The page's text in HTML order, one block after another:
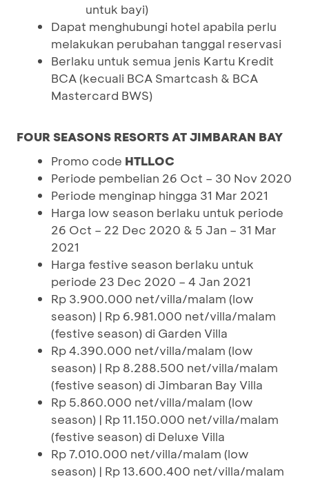
untuk bayi)
Dapat menghubungi hotel apabila perlu
melakukan perubahan tanggal reservasi
Berlaku untuk semua jenis Kartu Kredit
BCA (kecuali BCA Smartcash & BCA
Mastercard BWS)
FOUR SEASONS RESORTS AT JIMBARAN BAY
Promo code HTLLOC
Periode pembelian 26 Oct – 30 Nov 2020
Periode menginap hingga 31 Mar 2021
Harga low season berlaku untuk periode
26 Oct – 22 Dec 2020 & 5 Jan – 31 Mar
2021
Harga festive season berlaku untuk
periode 23 Dec 2020 – 4 Jan 2021
Rp 3.900.000 net/villa/malam (low
season) | Rp 6.981.000 net/villa/malam
(festive season) di Garden Villa
Rp 4.390.000 net/villa/malam (low
season) | Rp 8.288.500 net/villa/malam
(festive season) di Jimbaran Bay Villa
Rp 5.860.000 net/villa/malam (low
season) | Rp 11.150.000 net/villa/malam
(festive season) di Deluxe Villa
Rp 7.010.000 net/villa/malam (low
season) | Rp 13.600.400 net/villa/malam